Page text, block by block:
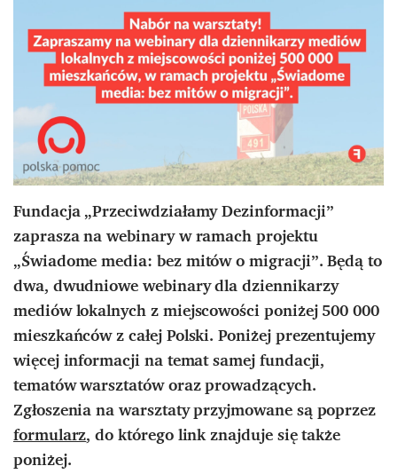
Fundacja „Przeciwdziałamy Dezinformacji”
zapraszana webinary w ramach projektu
„Świadome media: bez mitów o migracji”. Będą to
dwa, dwudniowe webinary dla dziennikarzy
mediów lokalnych z miejscowości poniżej 500 000
mieszkańców z całej Polski. Poniżej prezentujemy
więcej informacji na temat samej fundacji,
tematów warsztatów oraz prowadzących.
Zgłoszenia na warsztaty przyjmowane są poprzez
formularz, do którego link znajduje się także
poniżej.